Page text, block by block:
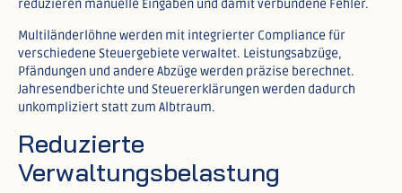
reduzieren manuelle Eingaben und damit verbundene Fehler.
Multiländerlöhne werden mit integrierter Compliance für
verschiedene Steuergebiete verwaltet. Leistungsabzüge,
Pfändungen und andere Abzüge werden präzise berechnet.
Jahresendberichte und Steuererklärungen werden dadurch
unkompliziert statt zum Albtraum.​
Reduzierte
Verwaltungsbelastung